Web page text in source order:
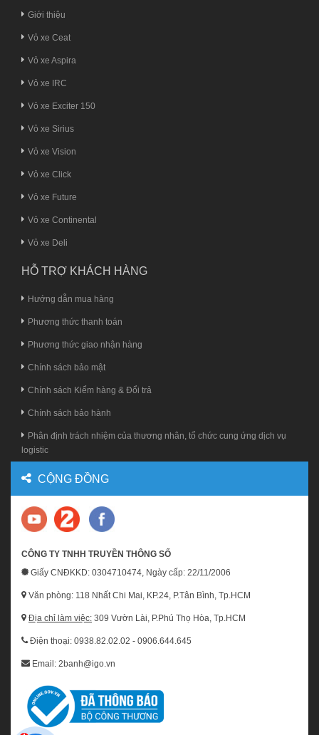
Giới thiệu
Vỏ xe Ceat
Vỏ xe Aspira
Vỏ xe IRC
Vỏ xe Exciter 150
Vỏ xe Sirius
Vỏ xe Vision
Vỏ xe Click
Vỏ xe Future
Vỏ xe Continental
Vỏ xe Deli
HỖ TRỢ KHÁCH HÀNG
Hướng dẫn mua hàng
Phương thức thanh toán
Phương thức giao nhận hàng
Chính sách bảo mật
Chính sách Kiểm hàng & Đổi trả
Chính sách bảo hành
Phân định trách nhiệm của thương nhân, tổ chức cung ứng dịch vụ
logistic
CỘNG ĐỒNG
CÔNG TY TNHH TRUYỀN THÔNG SỐ
Giấy CNĐKKD: 0304710474, Ngày cấp: 22/11/2006
Văn phòng: 118 Nhất Chi Mai, KP.24, P.Tân Bình, Tp.HCM
Địa chỉ làm việc: 309 Vườn Lài, P.Phú Thọ Hòa, Tp.HCM
Điện thoại: 0938.82.02.02 - 0906.644.645
Email: 2banh@igo.vn